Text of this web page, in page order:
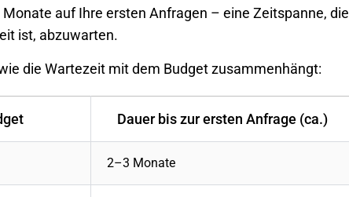
auf Ihre ersten Anfragen – eine Zeitspanne, die
ist, abzuwarten.
die Wartezeit mit dem Budget zusammenhängt:
Dauer bis zur ersten Anfrage (ca.)
2–3 Monate